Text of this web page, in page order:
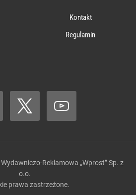
Kontakt
Regulamin
Reklamowa „Wprost” Sp. z
o.o.
prawa zastrzeżone.